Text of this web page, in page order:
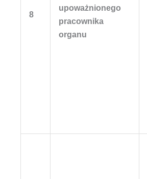
8
upoważnionego
pracownika
organu